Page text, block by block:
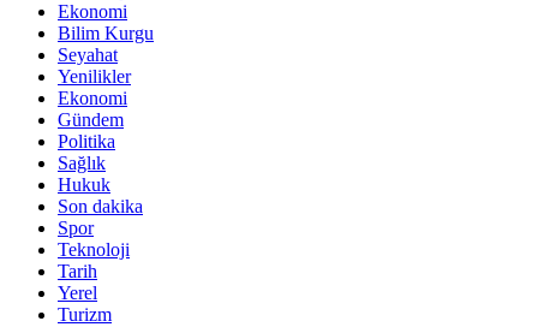
Ekonomi
Bilim Kurgu
Seyahat
Yenilikler
Ekonomi
Gündem
Politika
Sağlık
Hukuk
Son dakika
Spor
Teknoloji
Tarih
Yerel
Turizm